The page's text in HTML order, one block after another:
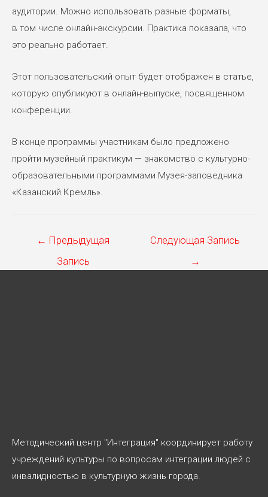
аудитории. Можно использовать разные форматы,
в том числе онлайн-экскурсии. Практика показала, что
это реально работает.
Этот пользовательский опыт будет отображен в статье,
которую опубликуют в онлайн-выпуске, посвященном
конференции.
В конце программы участникам было предложено
пройти музейный практикум — знакомство с культурно-
образовательными программами Музея-заповедника
«Казанский Кремль».
Навигация
записям
← Предыдущая
Запись
Следующая Запись
→
Методический центр "Интеграция" координирует работу
учреждений культуры по вопросам интеграции людей с
инвалидностью в культурную жизнь города.